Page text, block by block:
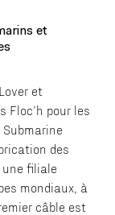
et
et
Floc’h pour les
des
une ﬁliale
mondiaux, à
câble est